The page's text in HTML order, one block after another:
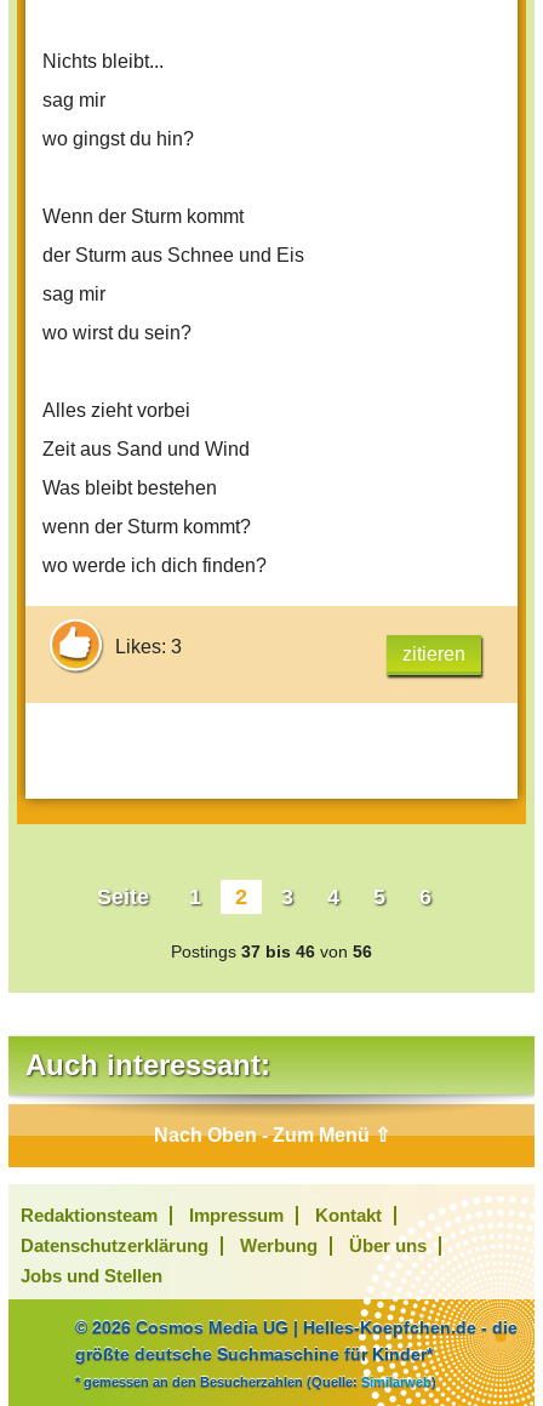
Nichts bleibt...
sag mir
wo gingst du hin?
Wenn der Sturm kommt
der Sturm aus Schnee und Eis
sag mir
wo wirst du sein?
Alles zieht vorbei
Zeit aus Sand und Wind
Was bleibt bestehen
wenn der Sturm kommt?
wo werde ich dich finden?
Likes: 3 zitieren
Seite 1 2 3 4 5 6
Postings 37 bis 46 von 56
Auch interessant:
Nach Oben - Zum Menü ⇧
Redaktionsteam Impressum
Kontakt
Datenschutzerklärung
Werbung
Über uns
Jobs und Stellen
© 2026 Cosmos Media UG | Helles-Koepfchen.de - die
größte deutsche Suchmaschine für Kinder*
* gemessen an den Besucherzahlen (Quelle: Similarweb)